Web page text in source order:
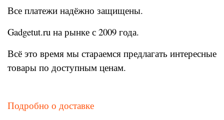
Все платежи надёжно защищены.
Gadgetut.ru на рынке с 2009 года.
Всё это время мы стараемся предлагать интересные
товары по доступным ценам.
Подробно о доставке